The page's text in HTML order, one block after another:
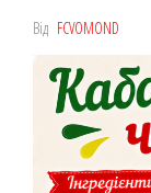
Від FCVOMOND